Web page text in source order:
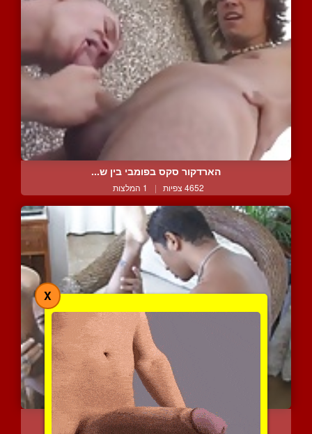
הארדקור סקס בפומבי בין ש...
4652 צפיות | 1 המלצות
הצלם חרמן על הדוגמן השוו...
X